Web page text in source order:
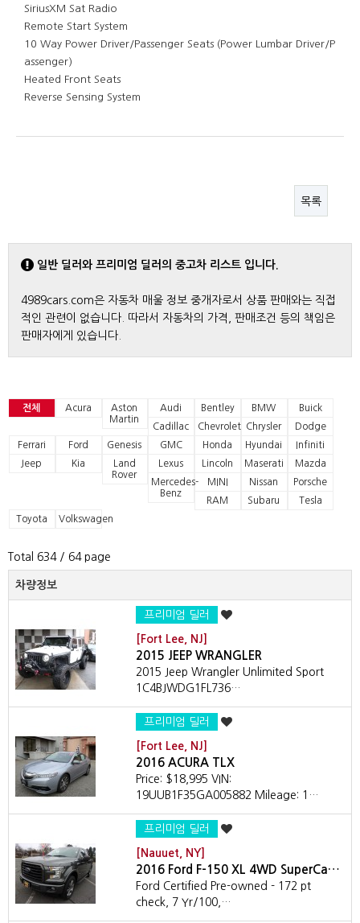
SiriusXM Sat Radio
Remote Start System
10 Way Power Driver/Passenger Seats (Power Lumbar Driver/P
assenger)
Heated Front Seats
Reverse Sensing System
목록
일반 딜러와 프리미엄 딜러의 중고차 리스트 입니다.
4989cars.com은 자동차 매울 정보 중개자로서 상품 판매와는 직접
적인 관련이 없습니다. 따라서 자동차의 가격, 판매조건 등의 책임은
판매자에게 있습니다.
전체 Acura
Aston
Martin
Audi Bentley BMW
Buick
Cadillac
Chevrolet Chrysler
Dodge
Ferrari
Ford Genesis GMC Honda Hyundai
Infiniti
Jeep
Kia
Land
Rover
Lexus Lincoln Maserati
Mazda
Mercedes-
Benz
MINI Nissan
Porsche
RAM
Subaru
Tesla
Toyota
Volkswagen
Total 634/ 64 page
차량정보
프리미엄 딜러
[Fort Lee, NJ]
2015 JEEP WRANGLER
2015 Jeep Wrangler Unlimited Sport
1C4BJWDG1FL736…
프리미엄 딜러
[Fort Lee, NJ]
2016 ACURA TLX
Price: $18,995 VIN:
19UUB1F35GA005882 Mileage: 1…
프리미엄 딜러
[Nauuet, NY]
2016 Ford F-150 XL 4WD SuperCa…
Ford Certified Pre-owned - 172 pt
check, 7 Yr/100,…